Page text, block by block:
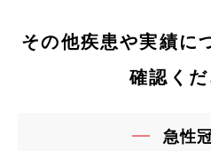
その他疾患や実績に
確認くだ
急性